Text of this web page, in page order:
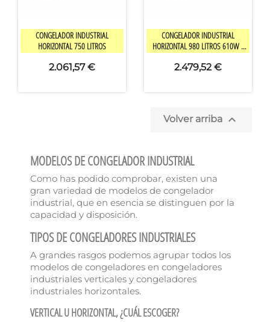
Vista rápida
CONGELADOR INDUSTRIAL
HORIZONTAL 750 LITROS
2.061,57 €
Vista rápida
CONGELADOR INDUSTRIAL
HORIZONTAL 980 LITROS 610W /
4.5A
2.479,52 €
Volver arriba 
MODELOS DE CONGELADOR INDUSTRIAL
Como has podido comprobar, existen una
gran variedad de modelos de congelador
industrial, que en esencia se distinguen por la
capacidad y disposición.
TIPOS DE CONGELADORES INDUSTRIALES
A grandes rasgos podemos agrupar todos los
modelos de congeladores en congeladores
industriales verticales y congeladores
industriales horizontales.
VERTICAL U HORIZONTAL, ¿CUÁL ESCOGER?